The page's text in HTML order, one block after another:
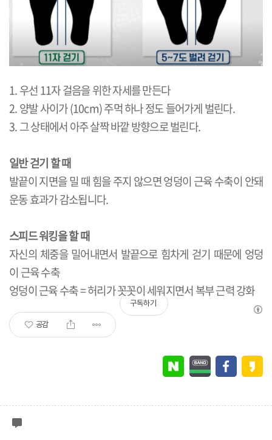
1. 우선 11자 걸음을 위한 자세를 만든다
2. 양발 사이가 (10cm) 주먹 하나 정도 들어가게 벌린다.
3. 그 상태에서 아주 살짝 바깥 방향으로 벌린다.
일반 걷기 할 때
발끝이 지면을 밀 때 힘을 주지 않으면 엉덩이 근육 수축이 안돼
운동 효과가 감소됩니다.
스피드 워킹을 할 때
자신의 체중을 밀어내면서 발끝으로 힘차게 걷기 때문에 엉덩
이 근육 수축
엉덩이 근육 수축 = 허리가 꼿꼿이 세워지면서 복부 근력 강화
공감
구독하기